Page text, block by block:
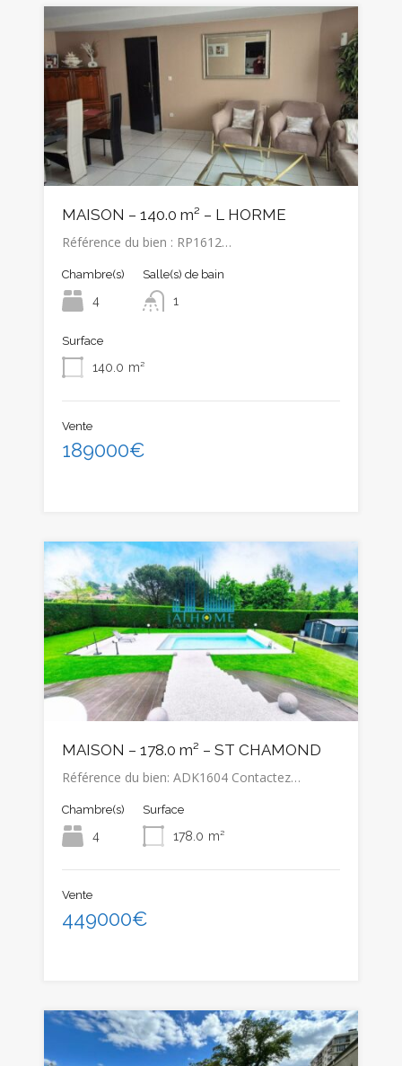
MAISON – 140.0 m² – L HORME
Référence du bien : RP1612…
Chambre(s)
4
Salle(s) de bain
1
Surface
140.0 m²
Vente
189000€
MAISON – 178.0 m² – ST CHAMOND
Référence du bien: ADK1604 Contactez…
Chambre(s)
4
Surface
178.0 m²
Vente
449000€